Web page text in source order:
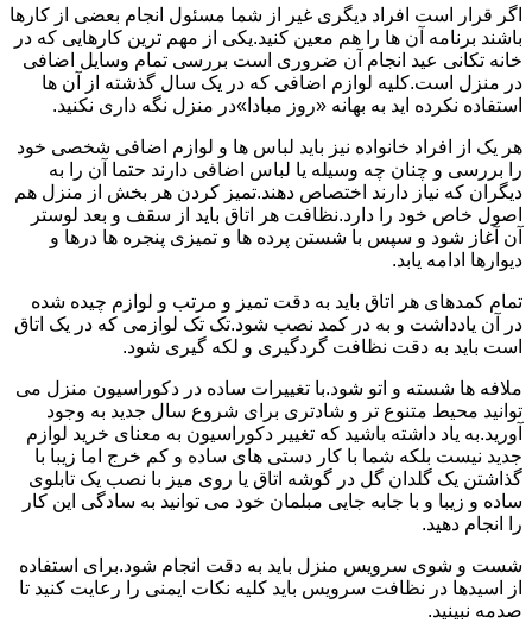
اگر قرار است افراد دیگری غیر از شما مسئول انجام بعضی از کارها
باشند برنامه آن ها را هم معین کنید.یکی از مهم ترین کارهایی که در
خانه تکانی عید انجام آن ضروری است بررسی تمام وسایل اضافی
در منزل است.کلیه لوازم اضافی که در یک سال گذشته از آن ها
استفاده نکرده اید به بهانه «روز مبادا»در منزل نگه داری نکنید.
هر یک از افراد خانواده نیز باید لباس ها و لوازم اضافی شخصی خود
را بررسی و چنان چه وسیله یا لباس اضافی دارند حتما آن را به
دیگران که نیاز دارند اختصاص دهند.تمیز کردن هر بخش از منزل هم
اصول خاص خود را دارد.نظافت هر اتاق باید از سقف و بعد لوستر
آن آغاز شود و سپس با شستن پرده ها و تمیزی پنجره ها درها و
دیوارها ادامه یابد.
تمام کمدهای هر اتاق باید به دقت تمیز و مرتب و لوازم چیده شده
در آن یادداشت و به در کمد نصب شود.تک تک لوازمی که در یک اتاق
است باید به دقت نظافت گردگیری و لکه گیری شود.
ملافه ها شسته و اتو شود.با تغییرات ساده در دکوراسیون منزل می
توانید محیط متنوع تر و شادتری برای شروع سال جدید به وجود
آورید.به یاد داشته باشید که تغییر دکوراسیون به معنای خرید لوازم
جدید نیست بلکه شما با کار دستی های ساده و کم خرج اما زیبا با
گذاشتن یک گلدان گل در گوشه اتاق یا روی میز با نصب یک تابلوی
ساده و زیبا و با جابه جایی مبلمان خود می توانید به سادگی این کار
را انجام دهید.
شست و شوی سرویس منزل باید به دقت انجام شود.برای استفاده
از اسیدها در نظافت سرویس باید کلیه نکات ایمنی را رعایت کنید تا
صدمه نبینید.